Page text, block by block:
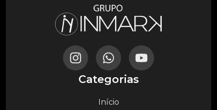
Categorias
Início